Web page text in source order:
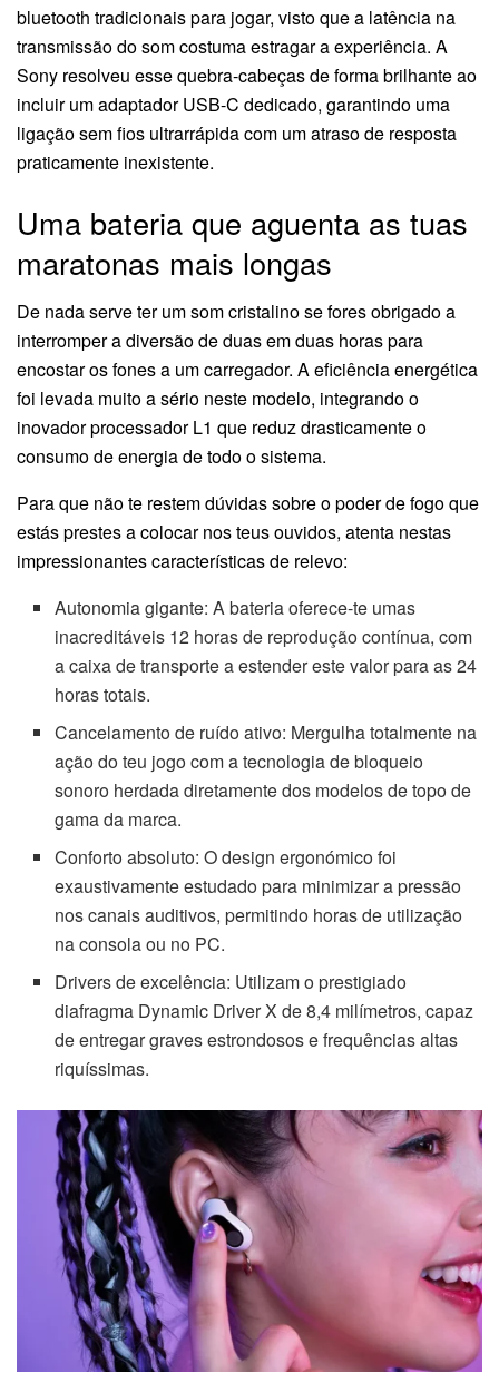
bluetooth tradicionais para jogar, visto que a latência na
transmissão do som costuma estragar a experiência. A
Sony resolveu esse quebra-cabeças de forma brilhante ao
incluir um adaptador USB-C dedicado, garantindo uma
ligação sem fios ultrarrápida com um atraso de resposta
praticamente inexistente.
Uma bateria que aguenta as tuas
maratonas mais longas
De nada serve ter um som cristalino se fores obrigado a
interromper a diversão de duas em duas horas para
encostar os fones a um carregador. A eficiência energética
foi levada muito a sério neste modelo, integrando o
inovador processador L1 que reduz drasticamente o
consumo de energia de todo o sistema.
Para que não te restem dúvidas sobre o poder de fogo que
estás prestes a colocar nos teus ouvidos, atenta nestas
impressionantes características de relevo:
Autonomia gigante: A bateria oferece-te umas
inacreditáveis 12 horas de reprodução contínua, com
a caixa de transporte a estender este valor para as 24
horas totais.
Cancelamento de ruído ativo: Mergulha totalmente na
ação do teu jogo com a tecnologia de bloqueio
sonoro herdada diretamente dos modelos de topo de
gama da marca.
Conforto absoluto: O design ergonómico foi
exaustivamente estudado para minimizar a pressão
nos canais auditivos, permitindo horas de utilização
na consola ou no PC.
Drivers de excelência: Utilizam o prestigiado
diafragma Dynamic Driver X de 8,4 milímetros, capaz
de entregar graves estrondosos e frequências altas
riquíssimas.